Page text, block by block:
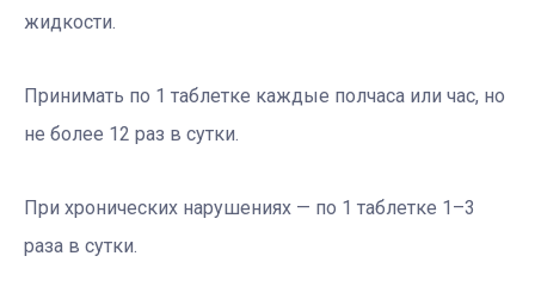
жидкости.
Принимать по 1 таблетке каждые полчаса или час, но
не более 12 раз в сутки.
При хронических нарушениях — по 1 таблетке 1–3
раза в сутки.